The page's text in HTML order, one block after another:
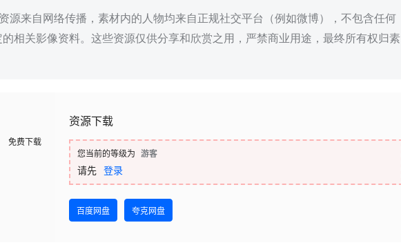
源来自网络传播，素材内的人物均来自正规社交平台（例如微博），不包含任何
相关影像资料。这些资源仅供分享和欣赏之用，严禁商业用途，最终所有权归素
免费下载
资源下载
您当前的等级为 游客
请先 登录
百度网盘 夸克网盘